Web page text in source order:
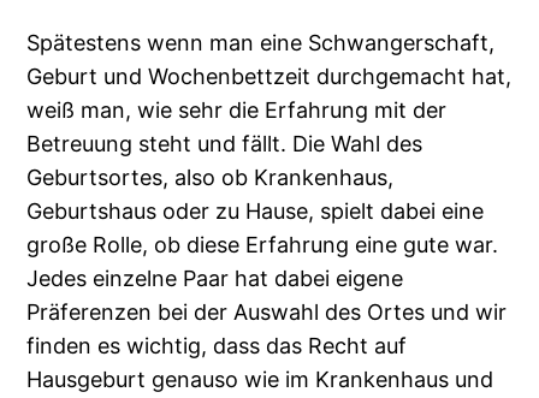
Spätestens wenn man eine Schwangerschaft,
Geburt und Wochenbettzeit durchgemacht hat,
weiß man, wie sehr die Erfahrung mit der
Betreuung steht und fällt. Die Wahl des
Geburtsortes, also ob Krankenhaus,
Geburtshaus oder zu Hause, spielt dabei eine
große Rolle, ob diese Erfahrung eine gute war.
Jedes einzelne Paar hat dabei eigene
Präferenzen bei der Auswahl des Ortes und wir
finden es wichtig, dass das Recht auf
Hausgeburt genauso wie im Krankenhaus und